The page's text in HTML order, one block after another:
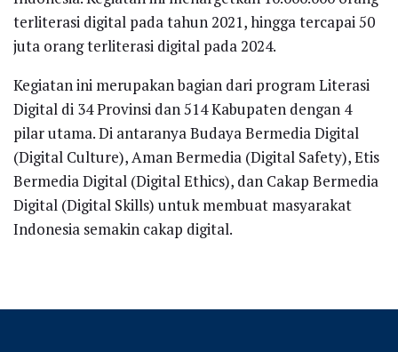
terliterasi digital pada tahun 2021, hingga tercapai 50
juta orang terliterasi digital pada 2024.
Kegiatan ini merupakan bagian dari program Literasi
Digital di 34 Provinsi dan 514 Kabupaten dengan 4
pilar utama. Di antaranya Budaya Bermedia Digital
(Digital Culture), Aman Bermedia (Digital Safety), Etis
Bermedia Digital (Digital Ethics), dan Cakap Bermedia
Digital (Digital Skills) untuk membuat masyarakat
Indonesia semakin cakap digital.